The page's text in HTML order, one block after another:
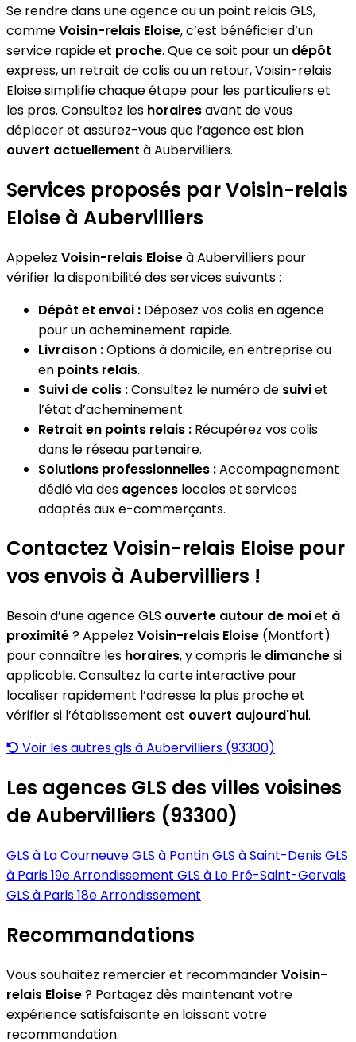
Se rendre dans une agence ou un point relais GLS,
commeVoisin-relais Eloise, c’est bénéficier d’un
service rapide et proche. Que ce soit pour un dépôt
express, un retrait de colis ou un retour, Voisin-relais
Eloise simplifie chaque étape pour les particuliers et
les pros. Consultez les horairesavant de vous
déplacer et assurez-vous que l’agence est bien
ouvert actuellement à Aubervilliers.
Services proposés par Voisin-relais
Eloise à Aubervilliers
Appelez Voisin-relais Eloiseà Aubervilliers pour
vérifier la disponibilité des services suivants :
Dépôt et envoi : Déposez vos colis en agence
pour un acheminement rapide.
Livraison :Options à domicile, en entreprise ou
en points relais.
Suivi de colis :Consultez le numéro de suiviet
l’état d’acheminement.
Retrait en points relais : Récupérez vos colis
dans le réseau partenaire.
Solutions professionnelles :Accompagnement
dédié via des agences locales et services
adaptés aux e-commerçants.
Contactez Voisin-relais Eloise pour
vos envois à Aubervilliers !
Besoin d’une agence GLS ouverte autour de moiet à
proximité? Appelez Voisin-relais Eloise (Montfort)
pour connaître les horaires, y compris le dimanchesi
applicable. Consultez la carte interactive pour
localiser rapidement l’adresse la plus proche et
vérifier si l’établissement est ouvert aujourd'hui.
Voir les autres gls à Aubervilliers (93300)
Les agences GLS des villes voisines
de Aubervilliers (93300)
GLS à La CourneuveGLS à PantinGLS à Saint-DenisGLS
à Paris 19e Arrondissement GLS à Le Pré-Saint-Gervais
GLS à Paris 18e Arrondissement
Recommandations
Vous souhaitez remercier et recommanderVoisin-
relais Eloise? Partagez dès maintenant votre
expérience satisfaisante en laissant votre
recommandation.